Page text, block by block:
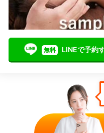
無料 LINEで予約